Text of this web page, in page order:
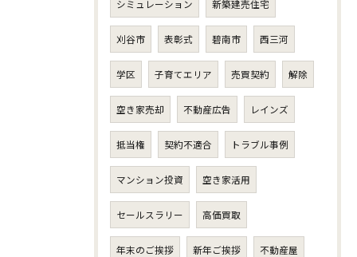
シミュレーション 新築建売住宅
刈谷市 表彰式 碧南市 西三河
学区 子育てエリア 売買契約 解除
空き家売却 不動産広告 レインズ
抵当権 契約不適合 トラブル事例
マンション投資 空き家活用
セールスラリー 高価買取
年末のご挨拶 新年ご挨拶 不動産屋